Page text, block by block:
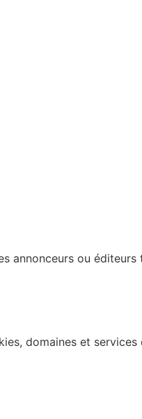
annonceurs ou
domaines et